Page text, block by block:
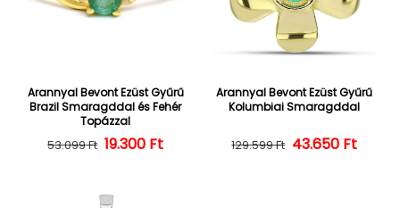
Arannyal Bevont Ezüst Gyűrű
Brazil Smaragddal és Fehér
Topázzal
Normál ár
53.099 Ft Kedvezményes ár
19.300 Ft
Arannyal Bevont Ezüst Gyűrű
Kolumbiai Smaragddal
Normál ár
129.599 Ft 43.650 Ft